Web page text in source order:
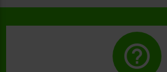
help_outline